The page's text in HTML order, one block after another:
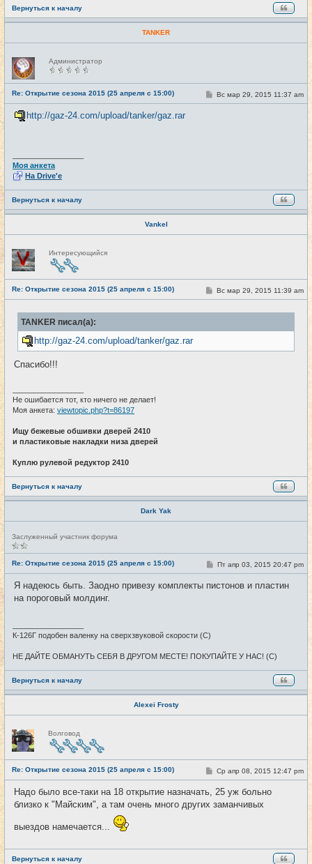
Вернуться к началу
TANKER
Н
е
в
с
е
т
и
Администратор
Re: Открытие сезона 2015 (25 апреля с 15:00) #23
С
о
Вс мар 29, 2015 11:37 am
http://gaz-24.com/upload/tanker/gaz.rar
Моя анкета
На Drive'e
Вернуться к началу
Vankel
Н
е
в
с
е
т
и
Интересующийся
Re: Открытие сезона 2015 (25 апреля с 15:00) #24
С
о
б
е
Вс мар 29, 2015 11:39 am
TANKER писал(а):
http://gaz-24.com/upload/tanker/gaz.rar
Спасибо!!!
Не ошибается тот, кто ничего не делает!
Моя анкета: viewtopic.php?t=86197
Ищу бежевые обшивки дверей 2410
и пластиковые накладки низа дверей
Куплю рулевой редуктор 2410
Вернуться к началу
Dark Yak
Н
е
в
с
е
т
и
Заслуженный участник форума
Re: Открытие сезона 2015 (25 апреля с 15:00) #25
С
о
б
Пт апр 03, 2015 20:47 pm
Я надеюсь быть. Заодно привезу комплекты пистонов и пластин
на пороговый молдинг.
К-126Г подобен валенку на сверхзвуковой скорости (С)
НЕ ДАЙТЕ ОБМАНУТЬ СЕБЯ В ДРУГОМ МЕСТЕ! ПОКУПАЙТЕ У НАС! (С)
Вернуться к началу
Alexei Frosty
Н
е
в
с
е
т
и
Волговод
Re: Открытие сезона 2015 (25 апреля с 15:00) #26
С
о
о
б
щ
Ср апр 08, 2015 12:47 pm
Надо было все-таки на 18 открытие назначать, 25 уж больно
близко к "Майским", а там очень много других заманчивых
выездов намечается...
Вернуться к началу